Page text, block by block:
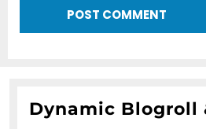
Dynamic Blogroll